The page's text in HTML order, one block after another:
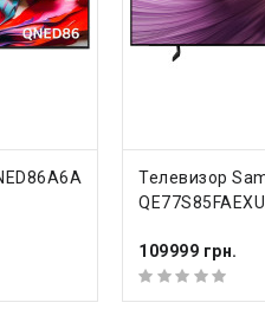
КУПИТЬ
Телевизор
109999 грн.
картинке
все характеристики